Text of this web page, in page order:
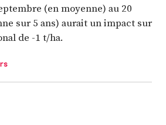
(en moyenne) au 20
sur 5 ans) aurait un impact sur
de -1 t/ha.